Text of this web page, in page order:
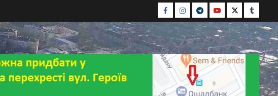
Facebook
Instagram
TelegramYoutubeTwitterTumblr